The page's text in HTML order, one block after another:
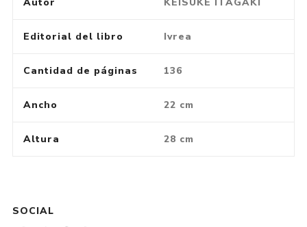
Autor KEISUKE ITAGAKI
Editorial del libro Ivrea
Cantidad de páginas 136
Ancho 22 cm
Altura 28 cm
SOCIAL